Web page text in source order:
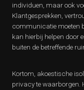
individuen, maar ook
Klantgesprekken,
communicatie moeten
kan hierbij helpen door
buiten de betreffende
Kortom, akoestische
privacy te waarborgen.